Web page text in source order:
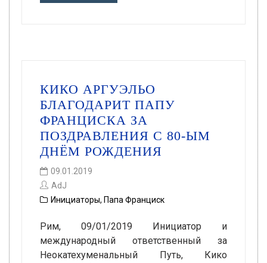
КИКО АРГУЭЛЬО
БЛАГОДАРИТ ПАПУ
ФРАНЦИСКА ЗА
ПОЗДРАВЛЕНИЯ С 80-ЫМ
ДНЁМ РОЖДЕНИЯ
09.01.2019
AdJ
Инициаторы, Папа Франциск
Рим, 09/01/2019 Инициатор и
международный ответственный за
Неокатехуменальный Путь, Кико